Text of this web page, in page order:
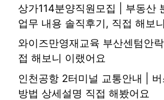
상가114분양직원모집 | 부동산
업무 내용 솔직후기, 직접 해보
와이즈만영재교육 부산센텀안
접 해보니 이랬어요
인천공항 2터미널 교통안내 |
방법 상세설명 직접 해봤어요